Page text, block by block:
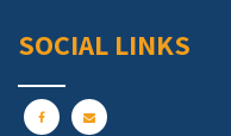
SOCIAL LINKS